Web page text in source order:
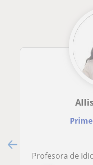
Profesora de idiomas (catalán,